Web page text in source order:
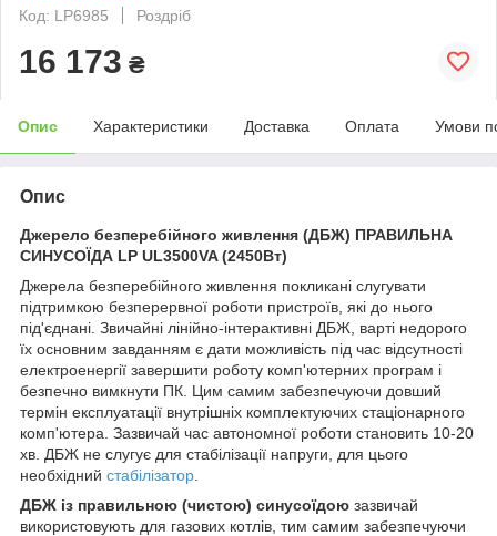
Код: LP6985
Роздріб
16 173 ₴
Опис Характеристики Доставка Оплата Умови
Опис
Джерело безперебійного живлення (ДБЖ) ПРАВИЛЬНА
СИНУСОЇДА LP UL3500VA (2450Вт)
Джерела безперебійного живлення покликані слугувати
підтримкою безперервної роботи пристроїв, які до нього
під'єднані. Звичайні лінійно-інтерактивні ДБЖ, варті недорого
їх основним завданням є дати можливість під час відсутності
електроенергії завершити роботу комп'ютерних програм і
безпечно вимкнути ПК. Цим самим забезпечуючи довший
термін експлуатації внутрішніх комплектуючих стаціонарного
комп'ютера. Зазвичай час автономної роботи становить 10-20
хв. ДБЖ не слугує для стабілізації напруги, для цього
необхідний стабілізатор
ДБЖ із правильною (чистою) синусоїдою зазвичай
використовують для газових котлів, тим самим забезпечуючи